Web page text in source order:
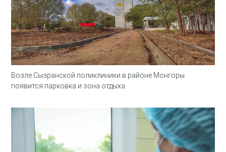
Возле Сызранской поликлиники в районе Монгоры
появится парковка и зона отдыха